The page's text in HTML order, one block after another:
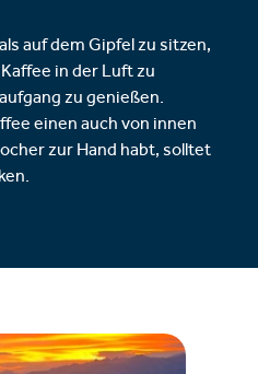
auf dem Gipfel zu sitzen,
in der Luft zu
zu genießen.
einen auch von innen
zur Hand habt, solltet